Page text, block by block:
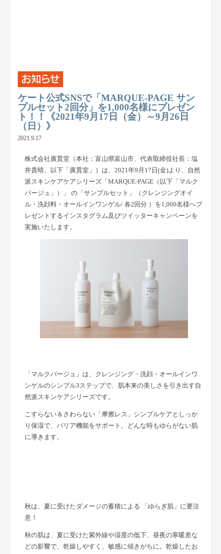
ケート公式SNSで「MARQUE-PAGE サン
プルセット2回分」を1,000名様にプレゼン
ト！！《2021年9月17日（金）～9月26日
（日）》
2021.9.17
株式会社廣貫堂（本社：富山県富山市、代表取締役社長：塩
井貴晴、以下「廣貫堂」）は、2021年9月17日(金)より、自然
派スキンケアケアシリーズ「MARQUE-PAGE（以下「マルク
パージュ」）」 の「サンプルセット」（クレンジングオイ
ル・洗顔料・オールインワンゲル/ 各2回分 ）を1,000名様へプ
レゼントするインスタグラム及びツイッターキャンペーンを
実施いたします。
「マルクパージュ」は、クレンジング・洗顔・オールインワ
ンゲルのシンプル3ステップで、肌本来の美しさを引き出す自
然派スキンケアシリーズです。
こすらない＆さわらない「摩擦レス」シンプルケアとしっか
り保湿で、バリア機能をサポート。どんな時もゆらがない肌
に導きます。
秋は、夏に受けたダメージの蓄積による 「ゆらぎ肌」に要注
意！
秋の肌は、夏に受けた紫外線や湿度の低下、昼夜の寒暖差な
どの影響で、乾燥しやすく、敏感に傾きがちに。乾燥したお